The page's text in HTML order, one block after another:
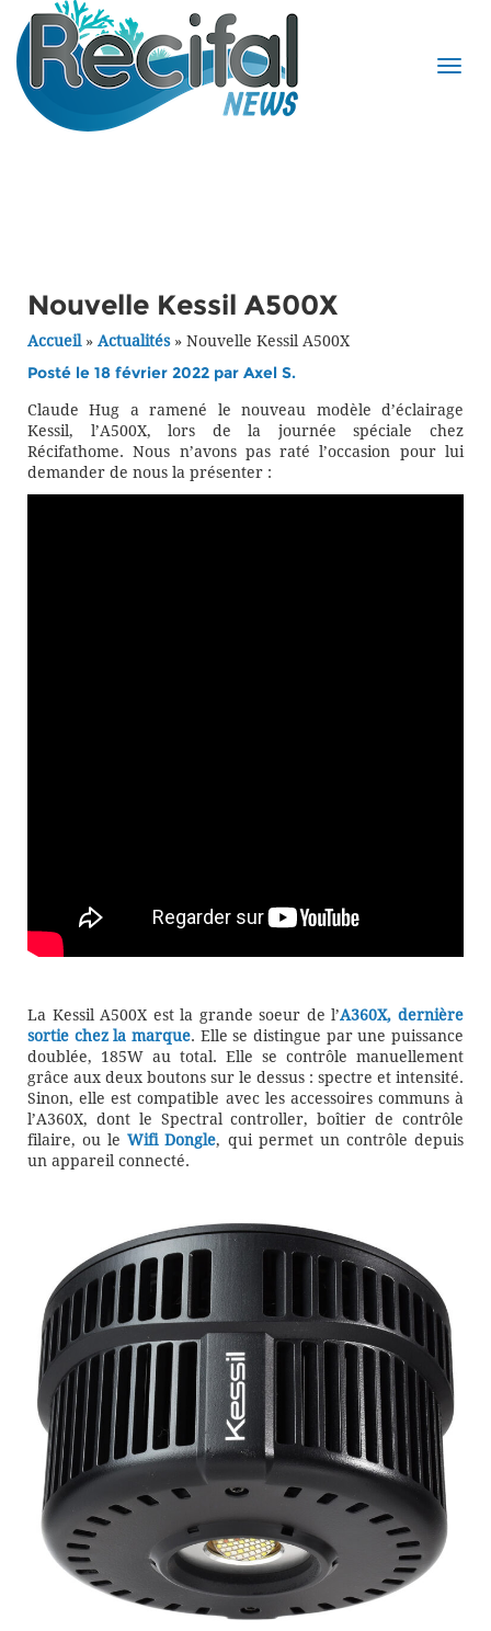
Nouvelle Kessil A500X
Accueil» Actualités» Nouvelle Kessil A500X
Posté le 18 février 2022 par Axel S.
Claude Hug a ramené le nouveau modèle d’éclairage
Kessil, l’A500X, lors de la journée spéciale chez
Récifathome. Nous n’avons pas raté l’occasion pour lui
demander de nous la présenter :
La Kessil A500X est la grande soeur de l’A360X, dernière
sortie chez la marque. Elle se distingue par une puissance
doublée, 185W au total. Elle se contrôle manuellement
grâce aux deux boutons sur le dessus : spectre et intensité.
Sinon, elle est compatible avec les accessoires communs à
l’A360X, dont le Spectral controller, boîtier de contrôle
filaire, ou leWifi Dongle, qui permet un contrôle depuis
un appareil connecté.